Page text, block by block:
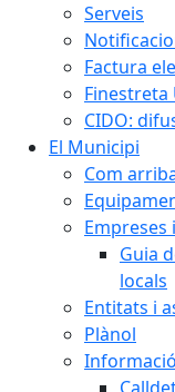
Serveis
Factura
Finestreta
CIDO:
El Municipi
Com
Empreses
Guia
locals
Entitats i
Plànol